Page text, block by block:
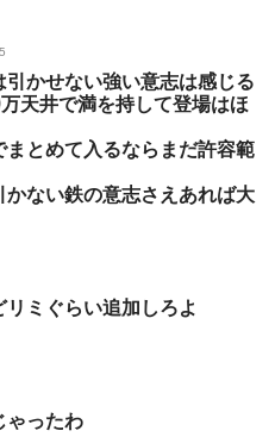
かせない強い意志は感じる
天井で満を持して登場はほ
とめて入るならまだ許容範
ない鉄の意志さえあれば大
ミぐらい追加しろよ
ゃったわ